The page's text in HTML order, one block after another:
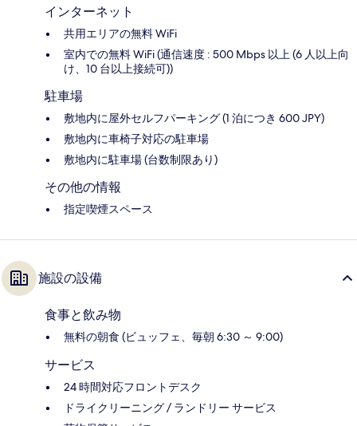
インターネット
共用エリアの無料 WiFi
室内での無料 WiFi (通信速度 : 500 Mbps 以上 (6 人以上向
け、10 台以上接続可))
駐車場
敷地内に屋外セルフパーキング (1 泊につき 600 JPY)
敷地内に車椅子対応の駐車場
敷地内に駐車場 (台数制限あり)
その他の情報
指定喫煙スペース
施設の設備
食事と飲み物
無料の朝食 (ビュッフェ、毎朝 6:30 ～ 9:00)
サービス
24 時間対応フロントデスク
ドライクリーニング / ランドリー サービス